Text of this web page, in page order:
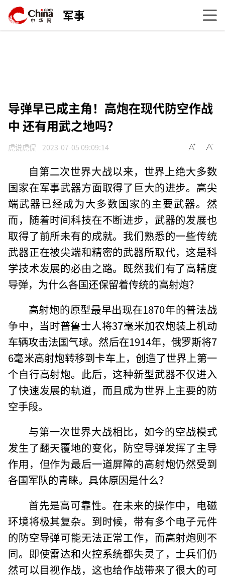
军事
导弹早已成主角！高炮在现代防空作战
中 还有用武之地吗？
虎说虎侃 2023-07-05 09:09:14
自第二次世界大战以来，世界上绝大多数
国家在军事武器方面取得了巨大的进步。高尖
端武器已经成为大多数国家的主要武器。然
而，随着时间科技在不断进步，武器的发展也
取得了前所未有的成就。我们熟悉的一些传统
武器正在被尖端和精密的武器所取代，这是科
学技术发展的必由之路。既然我们有了高精度
导弹，为什么各国还保留着传统的高射炮？
高射炮的原型最早出现在1870年的普法战
争中，当时普鲁士人将37毫米加农炮装上机动
车辆攻击法国气球。然后在1914年，俄罗斯将7
6毫米高射炮转移到卡车上，创造了世界上第一
个自行高射炮。此后，这种新型武器不仅进入
了快速发展的轨道，而且成为世界上主要的防
空手段。
与第一次世界大战相比，如今的空战模式
发生了翻天覆地的变化，防空导弹发挥了主导
作用，但作为最后一道屏障的高射炮仍然受到
各国军队的青睐。具体原因是什么？
首先是高可靠性。在未来的操作中，电磁
环境将极其复杂。到时候，带有多个电子元件
的防空导弹可能无法正常工作，而高射炮则不
同。即使雷达和火控系统都失灵了，士兵们仍
然可以目视作战，这也给作战带来了很大的可